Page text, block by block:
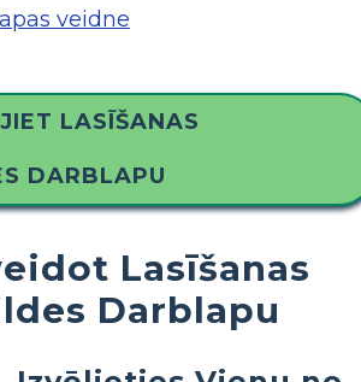
veidne
LASĪŠANAS
DARBLAPU
Lasīšanas
Darblapu